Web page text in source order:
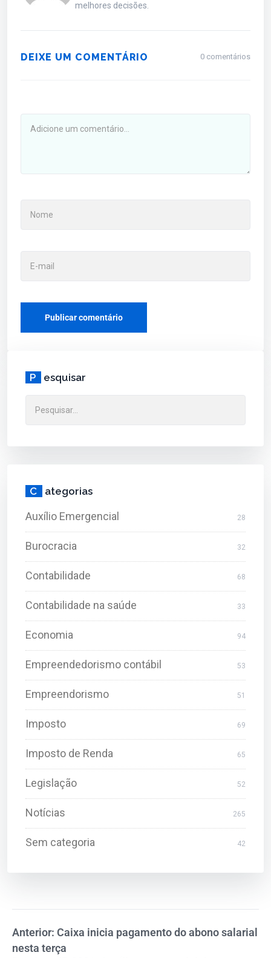
melhores decisões.
DEIXE UM COMENTÁRIO 0 comentários
P esquisar
C ategorias
Auxílio Emergencial 28
Burocracia 32
Contabilidade 68
Contabilidade na saúde 33
Economia 94
Empreendedorismo contábil 53
Empreendorismo 51
Imposto 69
Imposto de Renda 65
Legislação 52
Notícias 265
Sem categoria 42
Anterior: Caixa inicia pagamento do abono salarial
nesta terça